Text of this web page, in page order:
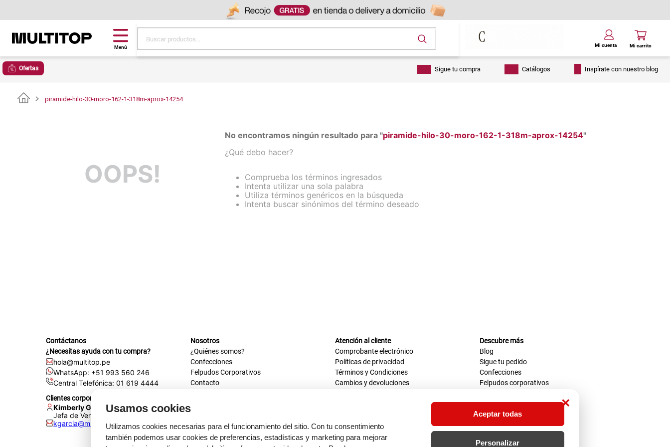
×
Usamos cookies
Utilizamos cookies necesarias para el funcionamiento del sitio. Con tu consentimiento
también podemos usar cookies de preferencias, estadísticas y marketing para mejorar
Aceptar todas
Personalizar
Ofertas Sigue tu compra Catálogos Inspírate con nuestro blog
piramide-hilo-30-moro-162-1-318m-aprox-14254
OOPS!
No encontramos ningún resultado para "piramide-hilo-30-moro-162-1-318m-aprox-14254"
¿Qué debo hacer?
Comprueba los términos ingresados
Intenta utilizar una sola palabra
Utiliza términos genéricos en la búsqueda
Intenta buscar sinónimos del término deseado
Contáctanos
¿Necesitas ayuda con tu compra?
hola@multitop.pe
WhatsApp: +51 993 560 246
Central Telefónica: 01 619 4444
Clientes corporativos
Kimberly Garcia
Jefa de Ventas Empresas
kgarcia@multitop.pe
Nosotros
¿Quiénes somos?
Confecciones
Felpudos Corporativos
Contacto
Tienda física
Av. Iquitos 670 - 699, La Victoria
Atención al cliente
Comprobante electrónico
Políticas de privacidad
Términos y Condiciones
Cambios y devoluciones
Descubre más
Blog
Sigue tu pedido
Confecciones
Felpudos corporativos
alfombra
tela
cojin